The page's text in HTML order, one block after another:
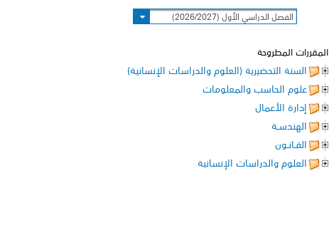
الفصل الدراسي الأول (2026/2027)
المقررات المطروحة
السنة التحضيرية (العلوم والدراسات الإنسانية)
علوم الحاسب والمعلومات
إدارة الأعمال
الهندسـة
القـانـون
العلوم والدراسات الإنسانية